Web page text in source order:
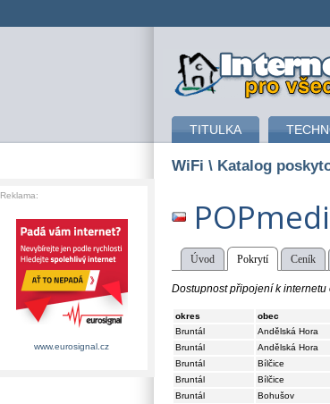
připojení k
TITULKA
WiFi \ Katalog
Úvod Pokrytí Ceník
Dostupnost připojení k
okres obec
Bruntál
Andělská Hora
Bruntál
Andělská Hora
Bruntál
Bílčice
Bruntál
Bílčice
Bruntál
Bohušov
Reklama:
www.eurosignal.cz